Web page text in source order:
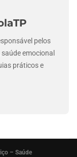
pelos
emocional
práticos e
– Saúde